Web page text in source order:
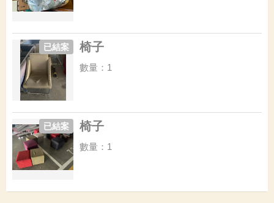
椅子
已結案
數量：1
椅子
已結案
數量：1